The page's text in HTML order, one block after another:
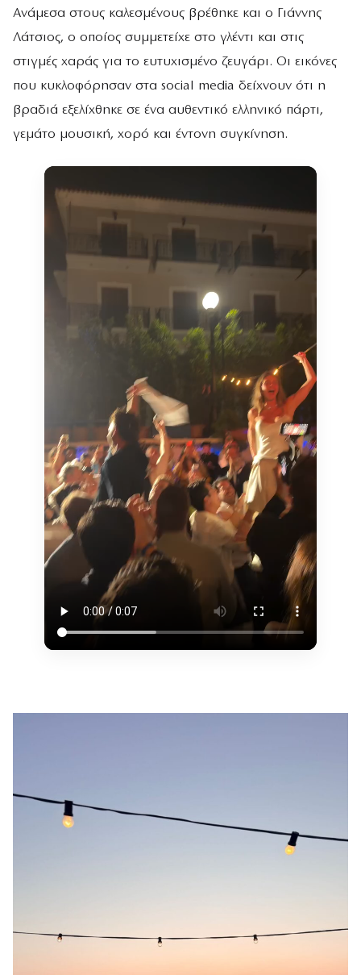
Ανάμεσα στους καλεσμένους βρέθηκε και ο Γιάννης
Λάτσιος, ο οποίος συμμετείχε στο γλέντι και στις
στιγμές χαράς για το ευτυχισμένο ζευγάρι. Οι εικόνες
που κυκλοφόρησαν στα social media δείχνουν ότι η
βραδιά εξελίχθηκε σε ένα αυθεντικό ελληνικό πάρτι,
γεμάτο μουσική, χορό και έντονη συγκίνηση.